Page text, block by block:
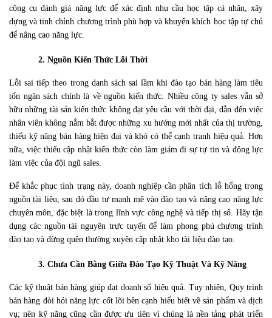
công cụ đánh giá năng lực để xác định nhu cầu học tập cá nhân, xây
dựng và tinh chỉnh chương trình phù hợp và khuyến khích học tập tự chủ
để nâng cao năng lực.
2. Nguồn Kiến Thức Lỗi Thời
Lỗi sai tiếp theo trong danh sách sai lầm khi đào tạo bán hàng làm tiêu
tốn ngân sách chính là về nguồn kiến thức. Nhiều công ty sales vẫn sở
hữu những tài sản kiến thức không đạt yêu cầu với thời đại, dẫn đến việc
nhân viên không nắm bắt được những xu hướng mới nhất của thị trường,
thiếu kỹ năng bán hàng hiện đại và khó có thể cạnh tranh hiệu quả. Hơn
nữa, việc thiếu cập nhật kiến thức còn làm giảm đi sự tự tin và động lực
làm việc của đội ngũ sales.
Để khắc phục tình trạng này, doanh nghiệp cần phân tích lỗ hổng trong
nguồn tài liệu, sau đó đầu tư mạnh mẽ vào đào tạo và nâng cao năng lực
chuyên môn, đặc biệt là trong lĩnh vực công nghệ và tiếp thị số. Hãy tận
dụng các nguồn tài nguyên trực tuyến để làm phong phú chương trình
đào tạo và đừng quên thường xuyên cập nhật kho tài liệu đào tạo.
3. Chưa Cần Bằng Giữa Đào Tạo Kỹ Thuật Và Kỹ Năng
Các kỹ thuật bán hàng giúp đạt doanh số hiệu quả. Tuy nhiên, Quy trình
bán hàng đòi hỏi năng lực cốt lõi bên cạnh hiểu biết về sản phẩm và dịch
vụ; nên kỹ năng cũng cần được ưu tiên vì chúng là nền tảng phát triển